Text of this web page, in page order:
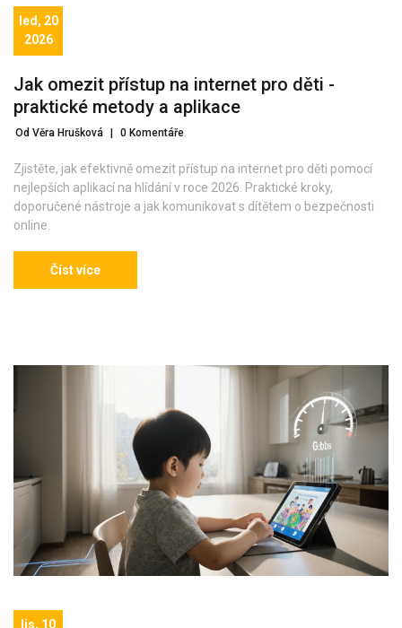
led, 20
2026
Jak omezit přístup na internet pro děti -
praktické metody a aplikace
Od Věra Hrušková | 0 Komentáře
Zjistěte, jak efektivně omezit přístup na internet pro děti pomocí
nejlepších aplikací na hlídání v roce 2026. Praktické kroky,
doporučené nástroje a jak komunikovat s dítětem o bezpečnosti
online.
Číst více
lis, 10